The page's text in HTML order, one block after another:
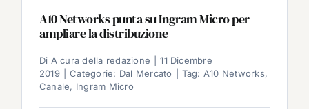
A10 Networks punta su Ingram Micro per
ampliare la distribuzione
Di A cura della redazione
11 Dicembre
2019
Categorie: Dal Mercato Tag: A10 Networks,
Canale, Ingram Micro